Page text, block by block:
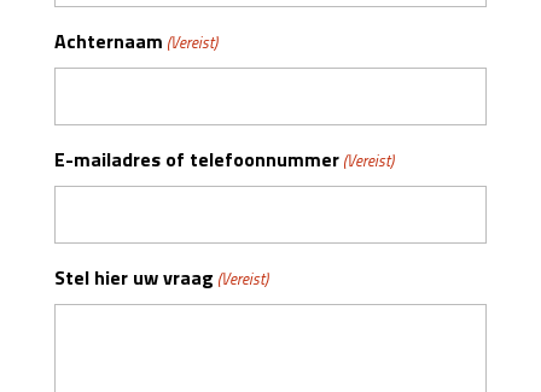
Achternaam (Vereist)
E-mailadres of telefoonnummer (Vereist)
Stel hier uw vraag (Vereist)